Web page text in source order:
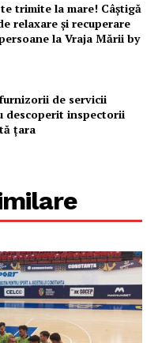
trimite la mare! Câștigă
relaxare și recuperare
la Vraja Mării by
de servicii
descoperit inspectorii
țara